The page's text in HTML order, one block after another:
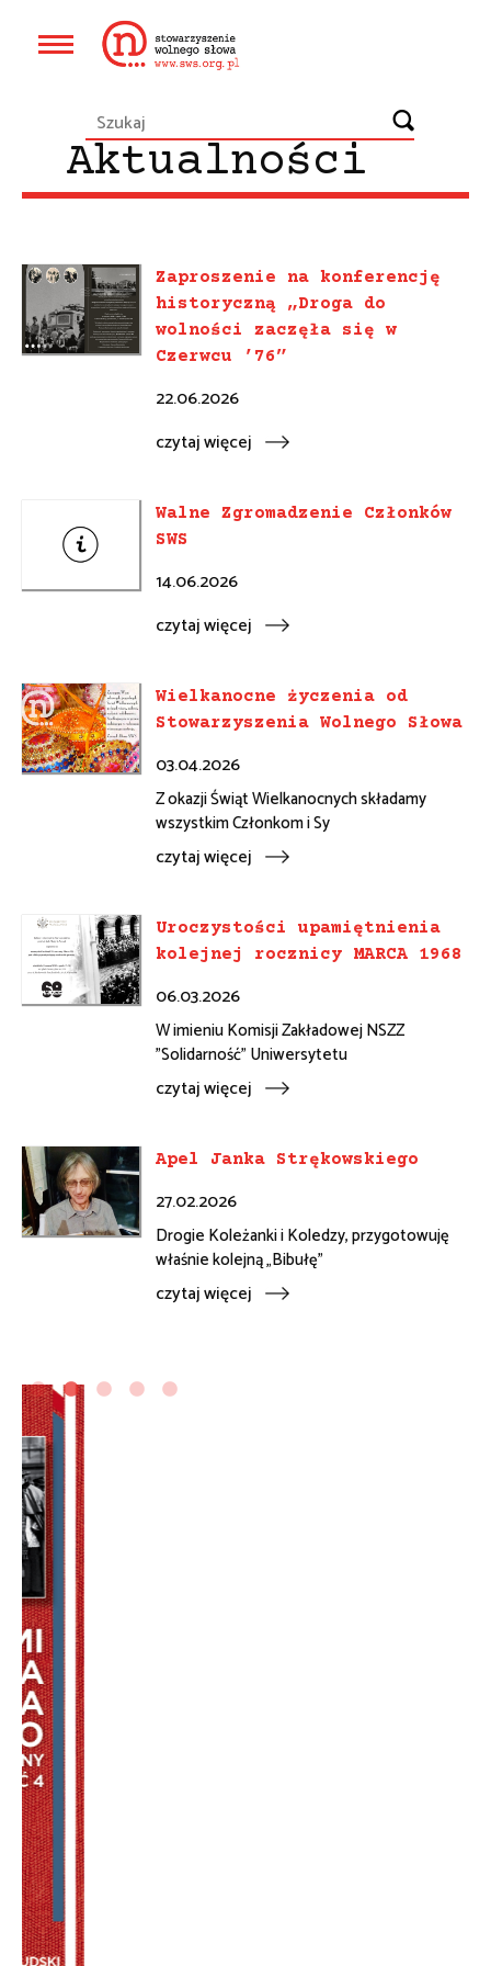
Główna
Aktualności
Zaproszenie na konferencję
historyczną „Droga do
wolności zaczęła się w
Czerwcu ’76”
22.06.2026
czytaj więcej
Walne Zgromadzenie Członków
SWS
14.06.2026
czytaj więcej
Wielkanocne życzenia od
Stowarzyszenia Wolnego Słowa
03.04.2026
Z okazji Świąt Wielkanocnych składamy
wszystkim Członkom i Sy
czytaj więcej
Uroczystości upamiętnienia
kolejnej rocznicy MARCA 1968
06.03.2026
W imieniu Komisji Zakładowej NSZZ
"Solidarność" Uniwersytetu
czytaj więcej
Apel Janka Strękowskiego
27.02.2026
Drogie Koleżanki i Koledzy, przygotowuję
właśnie kolejną „Bibułę”
czytaj więcej